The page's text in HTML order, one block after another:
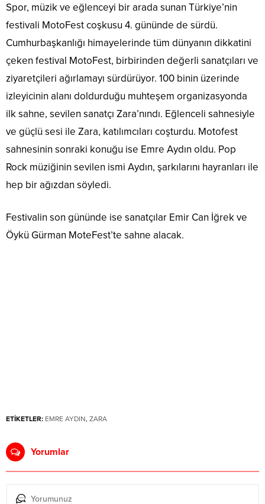
Spor, müzik ve eğlenceyi bir arada sunan Türkiye’nin
festivali MotoFest coşkusu 4. gününde de sürdü.
Cumhurbaşkanlığı himayelerinde tüm dünyanın dikkatini
çeken festival MotoFest, birbirinden değerli sanatçıları ve
ziyaretçileri ağırlamayı sürdürüyor. 100 binin üzerinde
izleyicinin alanı doldurduğu muhteşem organizasyonda
ilk sahne, sevilen sanatçı Zara’nındı. Eğlenceli sahnesiyle
ve güçlü sesi ile Zara, katılımcıları coşturdu. Motofest
sahnesinin sonraki konuğu ise Emre Aydın oldu. Pop
Rock müziğinin sevilen ismi Aydın, şarkılarını hayranları ile
hep bir ağızdan söyledi.
Festivalin son gününde ise sanatçılar Emir Can İğrek ve
Öykü Gürman MoteFest’te sahne alacak.
ETİKETLER: EMRE AYDIN, ZARA
Yorumlar